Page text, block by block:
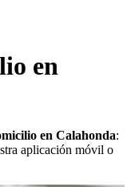
en
en Calahonda:
aplicación móvil o